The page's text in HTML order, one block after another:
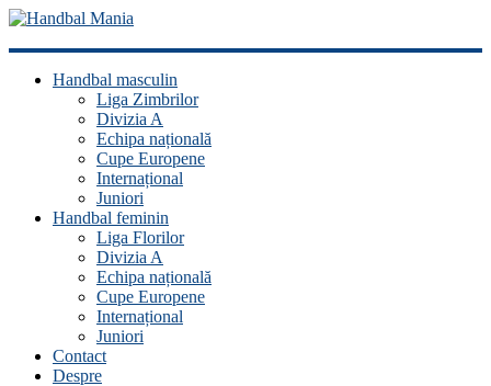
Handbal
ManiaHandbal masculin
Liga Zimbrilor
Divizia A
Echipa națională
Cupe Europene
Internațional
Juniori
Handbal feminin
Liga Florilor
Divizia A
Echipa națională
Cupe Europene
Internațional
Juniori
Contact
Despre